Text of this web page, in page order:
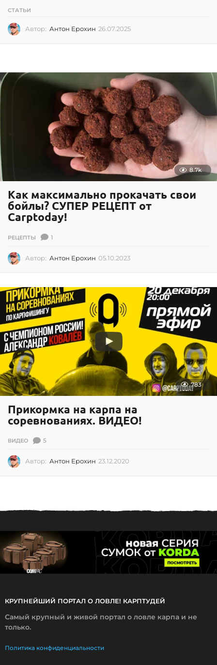
СТАТЬИ
Автор: Антон Ерохин 26.07.2025
.
2
0
2
5
8.7k
Как максимально прокачать свои
бойлы? СУПЕР РЕЦЕПТ от
Carptoday!
РЕЦЕПТЫ 1
Автор: Антон Ерохин 05.10.2023
1
783
Прикормка на карпа на
соревнованиях. ВИДЕО!
ВИДЕО 5
Автор: Антон Ерохин 23.12.2020
2
0
КРУПНЕЙШИЙ ПОРТАЛ О ЛОВЛЕ! КАРПТУДЕЙ
Самый крупный и живой портал о ловле карпа и не
только.
Политика конфиденциальности